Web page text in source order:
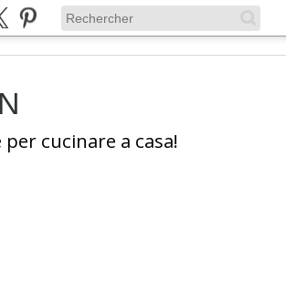
cucinare a casa!